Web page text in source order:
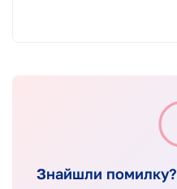
Знайшли помилку?